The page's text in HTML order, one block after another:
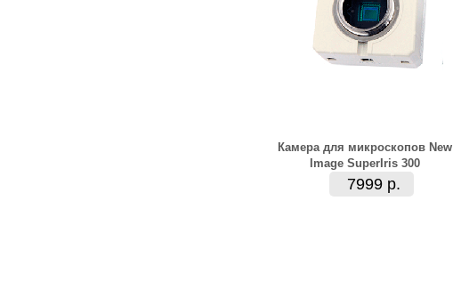
Камера для микроскопов New
Image SuperIris 300
7999 р.